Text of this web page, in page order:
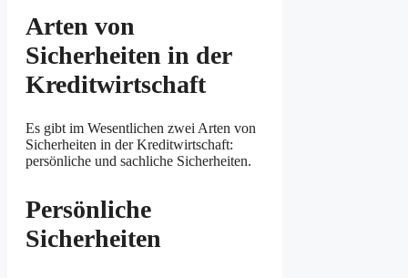
Arten von
Sicherheiten in der
Kreditwirtschaft
Es gibt im Wesentlichen zwei Arten von
Sicherheiten in der Kreditwirtschaft:
persönliche und sachliche Sicherheiten.
Persönliche
Sicherheiten